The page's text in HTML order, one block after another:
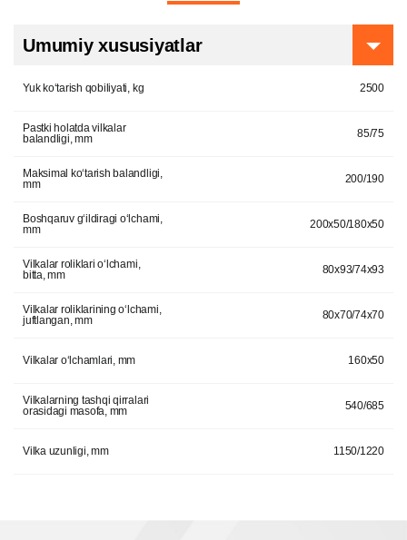
Umumiy xususiyatlar
Yuk ko‘tarish qobiliyati, kg 2500
Pastki holatda vilkalar
balandligi, mm
85/75
Maksimal ko‘tarish balandligi,
mm
200/190
Boshqaruv g‘ildiragi o‘lchami,
mm
200x50/180x50
Vilkalar roliklari o‘lchami,
bitta, mm
80x93/74x93
Vilkalar roliklarining o‘lchami,
juftlangan, mm
80x70/74x70
Vilkalar o‘lchamlari, mm 160x50
Vilkalarning tashqi qirralari
orasidagi masofa, mm
540/685
Vilka uzunligi, mm 1150/1220